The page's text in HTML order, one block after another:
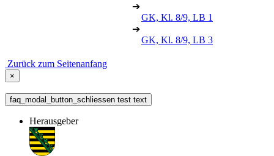
➔
GK, Kl. 8/9, LB 1
➔
GK, Kl. 8/9, LB 3
Zurück zum Seitenanfang
×
faq_modal_button_schliessen test text
Herausgeber